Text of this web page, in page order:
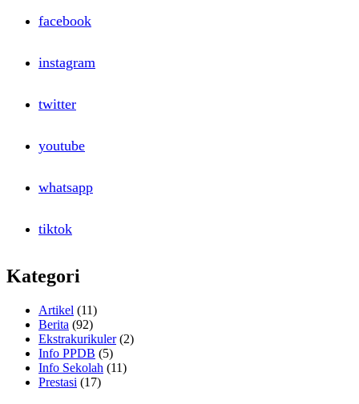
facebook
instagram
twitter
youtube
whatsapp
tiktok
Kategori
Artikel (11)
Berita (92)
Ekstrakurikuler(2)
Info PPDB (5)
Info Sekolah (11)
Prestasi (17)